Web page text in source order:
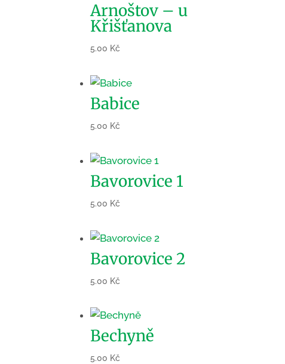
Arnoštov – u
Křišťanova
5.00 Kč
Babice
5.00 Kč
Bavorovice 1
5.00 Kč
Bavorovice 2
5.00 Kč
Bechyně
5.00 Kč